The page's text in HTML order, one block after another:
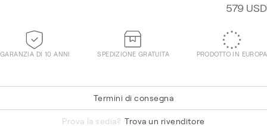
579 USD
GARANZIA DI 10 ANNI SPEDIZIONE GRATUITA PRODOTTO IN EUROPA
Termini di consegna
Prova la sedia? Trova un rivenditore
Hallingdal 65 750